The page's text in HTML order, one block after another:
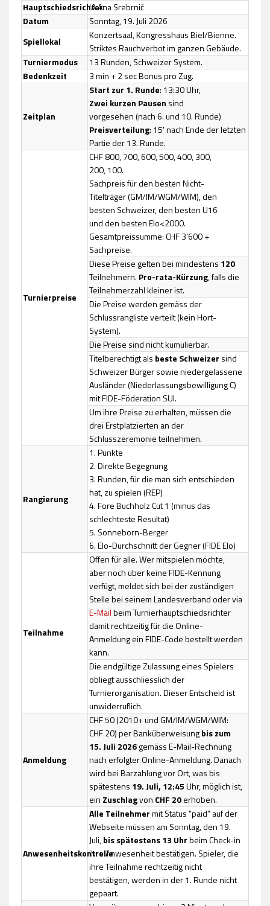
HauptschiedsrichterIA Ana Srebrnič
Datum
Sonntag, 19. Juli 2026
Spiellokal
Konzertsaal, Kongresshaus Biel/Bienne.
Striktes Rauchverbot im ganzen Gebäude.
Turniermodus
13 Runden, Schweizer System.
Bedenkzeit
3 min + 2 sec Bonus pro Zug.
Zeitplan
Start zur 1. Runde: 13:30 Uhr,
Zwei kurzen Pausen sind
vorgesehen (nach 6. und 10. Runde)
Preisverteilung: 15' nach Ende der letzten
Partie der 13. Runde.
Turnierpreise
CHF 800, 700, 600, 500, 400, 300,
200, 100.
Sachpreis für den besten Nicht-
Titelträger (GM/IM/WGM/WIM), den
besten Schweizer, den besten U16
und den besten Elo<2000.
Gesamtpreissumme: CHF 3’600 +
Sachpreise.
Diese Preise gelten bei mindestens 120
Teilnehmern. Pro-rata-Kürzung, falls die
Teilnehmerzahl kleiner ist.
Die Preise werden gemäss der
Schlussrangliste verteilt (kein Hort-
System).
Die Preise sind nicht kumulierbar.
Titelberechtigt als beste Schweizer sind
Schweizer Bürger sowie niedergelassene
Ausländer (Niederlassungsbewilligung C)
mit FIDE-Föderation SUI.
Um ihre Preise zu erhalten, müssen die
drei Erstplatzierten an der
Schlusszeremonie teilnehmen.
Rangierung
1. Punkte
2. Direkte Begegnung
3. Runden, für die man sich entschieden
hat, zu spielen (REP)
4. Fore Buchholz Cut 1 (minus das
schlechteste Resultat)
5. Sonneborn-Berger
6. Elo-Durchschnitt der Gegner (FIDE Elo)
Teilnahme
Offen für alle. Wer mitspielen möchte,
aber noch über keine FIDE-Kennung
verfügt, meldet sich bei der zuständigen
Stelle bei seinem Landesverband oder via
E-Mailbeim Turnierhauptschiedsrichter
damit rechtzeitig für die Online-
Anmeldung ein FIDE-Code bestellt werden
kann.
Die endgültige Zulassung eines Spielers
obliegt ausschliesslich der
Turnierorganisation. Dieser Entscheid ist
unwiderruflich.
Anmeldung
CHF 50 (2010+ und GM/IM/WGM/WIM:
CHF 20) per Banküberweisungbis zum
15. Juli 2026gemäss E-Mail-Rechnung
nach erfolgter Online-Anmeldung. Danach
wird bei Barzahlung vor Ort, was bis
spätestens 19. Juli, 12:45Uhr, möglich ist,
ein Zuschlagvon CHF 20erhoben.
Anwesenheitskontrolle
Alle Teilnehmermit Status "paid" auf der
Webseite müssen am Sonntag, den 19.
Juli,bisspätestens 13 Uhrbeim Check-in
ihre Anwesenheit bestätigen. Spieler, die
ihre Teilnahme rechtzeitig nicht
bestätigen, werden in der 1. Runde nicht
gepaart.